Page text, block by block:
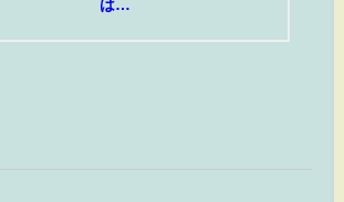
は…